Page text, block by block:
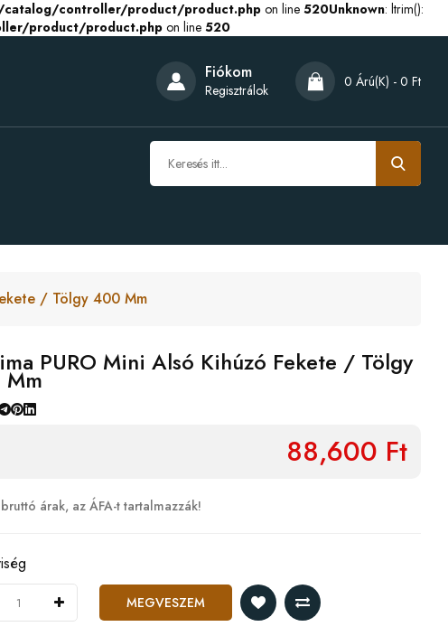
controller/product/product.php on line 520Unknown: ltrim():
product/product.php on line 520
Fiókom
Regisztrálok 0 Árú(k) - 0 Ft
/ Tölgy 400 Mm
PURO Mini Alsó Kihúzó Fekete / Tölgy
88,600 Ft
árak, az ÁFA-t tartalmazzák!
MEGVESZEM